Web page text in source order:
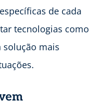
de cada
tecnologias como
solução mais